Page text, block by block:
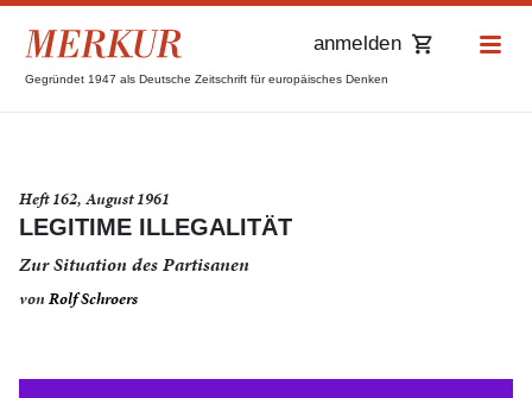
Gegründet 1947 als Deutsche Zeitschrift für europäisches Denken
anmelden
Heft 162, August 1961
LEGITIME ILLEGALITÄT
Zur Situation des Partisanen
vonRolf Schroers